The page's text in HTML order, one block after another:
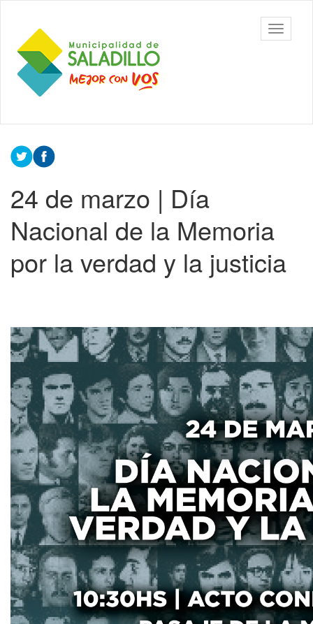
contenido
principal
Municipalidad
de Saladillo
barra
Contenido
principal
24 de marzo | Día
Nacional de la Memoria
por la verdad y la justicia